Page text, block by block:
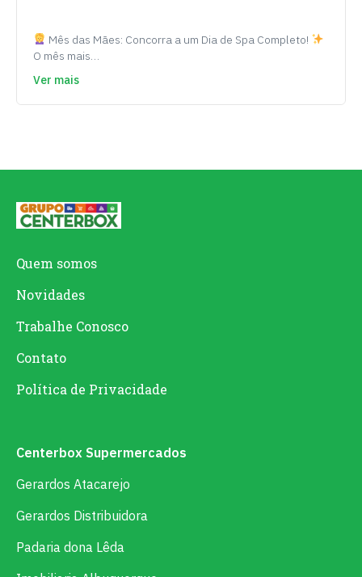
Mês das Mães: Concorra a um Dia de Spa Completo!
O mês mais…
Ver mais
Quem somos
Novidades
Trabalhe Conosco
Contato
Política de Privacidade
Centerbox Supermercados
Gerardos Atacarejo
Gerardos Distribuidora
Padaria dona Lêda